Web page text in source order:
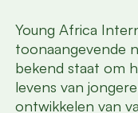
Young Africa
toonaangevende
bekend staat om
levens van
ontwikkelen van